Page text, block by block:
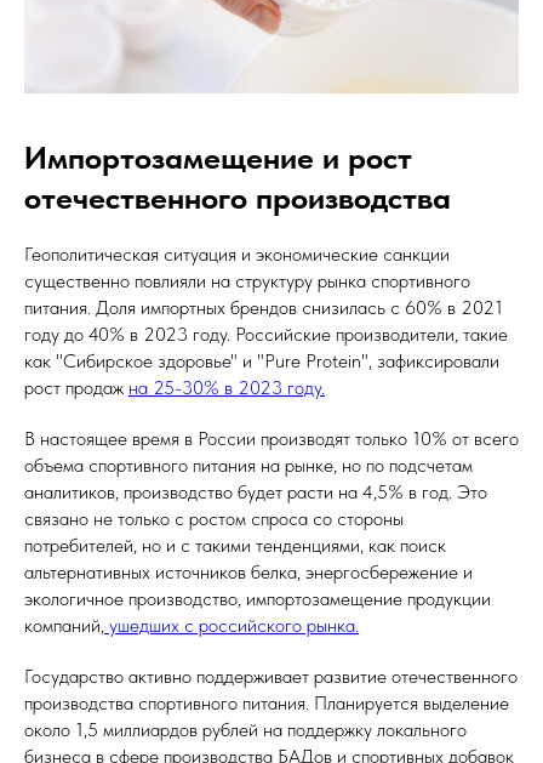
Импортозамещение и рост
отечественного производства
Геополитическая ситуация и экономические санкции
существенно повлияли на структуру рынка спортивного
питания. Доля импортных брендов снизилась с 60% в 2021
году до 40% в 2023 году. Российские производители, такие
как "Сибирское здоровье" и "Pure Protein", зафиксировали
рост продаж на 25-30% в 2023 году.
В настоящее время в России производят только 10% от всего
объема спортивного питания на рынке, но по подсчетам
аналитиков, производство будет расти на 4,5% в год. Это
связано не только с ростом спроса со стороны
потребителей, но и с такими тенденциями, как поиск
альтернативных источников белка, энергосбережение и
экологичное производство, импортозамещение продукции
компаний, ушедших с российского рынка.
Государство активно поддерживает развитие отечественного
производства спортивного питания. Планируется выделение
около 1,5 миллиардов рублей на поддержку локального
бизнеса в сфере производства БАДов и спортивных добавок